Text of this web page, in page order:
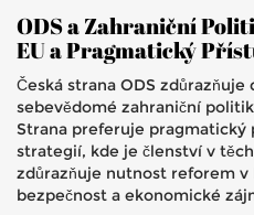
ODS a Zahraniční
EU a Pragmatický
Česká strana ODS
sebevědomé zahraniční
Strana preferuje pragmatický
strategií, kde je členství v
zdůrazňuje nutnost reforem v
bezpečnost a ekonomické